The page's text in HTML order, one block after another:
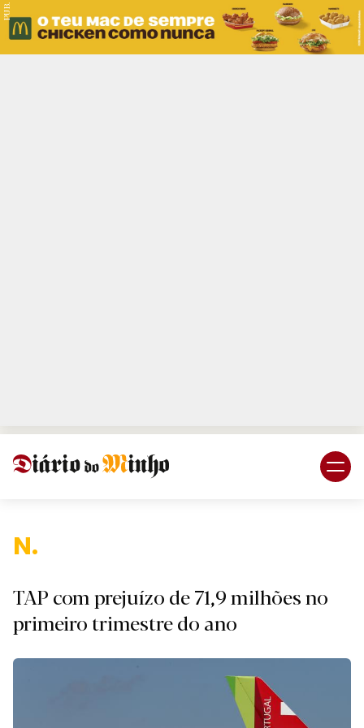
PUB.
Nacio
TAP com prejuízo de 71,9 milhões no
primeiro trimestre do ano